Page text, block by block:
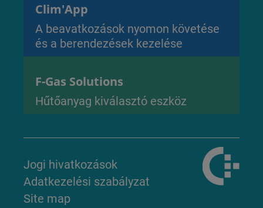
Clim'App
A beavatkozások nyomon követése
és a berendezések kezelése
F-Gas Solutions
Hűtőanyag kiválasztó eszköz
Jogi hivatkozások
Adatkezelési szabályzat
Site map